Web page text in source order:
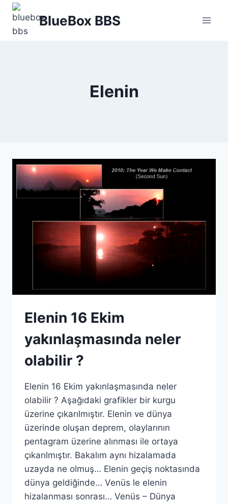
Skip
content
BlueBox BBS
Elenin
Elenin 16 Ekim
yakınlaşmasında neler
olabilir ?
Elenin 16 Ekim yakınlaşmasında neler
olabilir ? Aşağıdaki grafikler bir kurgu
üzerine çıkarılmıştır. Elenin ve dünya
üzerinde oluşan deprem, olaylarının
pentagram üzerine alınması ile ortaya
çıkarılmıştır. Bakalım aynı hizalamada
uzayda ne olmuş… Elenin geçiş noktasında
dünya geldiğinde… Venüs le elenin
hizalanması sonrası… Venüs – Dünya